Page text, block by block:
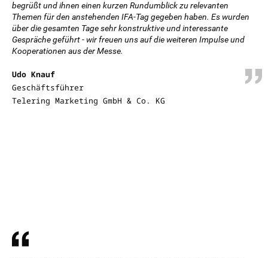
begrüßt und ihnen einen kurzen Rundumblick zu relevanten
Themen für den anstehenden IFA-Tag gegeben haben. Es wurden
über die gesamten Tage sehr konstruktive und interessante
Gespräche geführt - wir freuen uns auf die weiteren Impulse und
Kooperationen aus der Messe.
Udo Knauf
Geschäftsführer
Telering Marketing GmbH & Co. KG